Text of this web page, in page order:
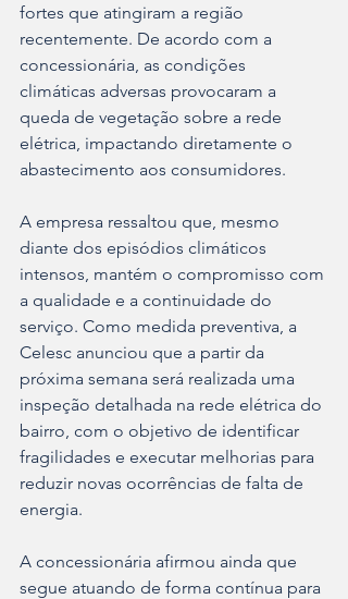
fortes que atingiram a região
recentemente. De acordo com a
concessionária, as condições
climáticas adversas provocaram a
queda de vegetação sobre a rede
elétrica, impactando diretamente o
abastecimento aos consumidores.
A empresa ressaltou que, mesmo
diante dos episódios climáticos
intensos, mantém o compromisso com
a qualidade e a continuidade do
serviço. Como medida preventiva, a
Celesc anunciou que a partir da
próxima semana será realizada uma
inspeção detalhada na rede elétrica do
bairro, com o objetivo de identificar
fragilidades e executar melhorias para
reduzir novas ocorrências de falta de
energia.
A concessionária afirmou ainda que
segue atuando de forma contínua para